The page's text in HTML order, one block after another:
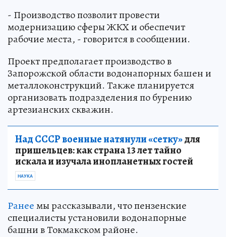
- Производство позволит провести
модернизацию сферы ЖКХ и обеспечит
рабочие места, - говорится в сообщении.
Проект предполагает производство в
Запорожской области водонапорных башен и
металлоконструкций. Также планируется
организовать подразделения по бурению
артезианских скважин.
Над СССР военные натянули «сетку»для
пришельцев: как страна 13 лет тайно
искала и изучала инопланетных гостей
НАУКА
Ранеемы рассказывали, что пензенские
специалисты установили водонапорные
башни в Токмакском районе.